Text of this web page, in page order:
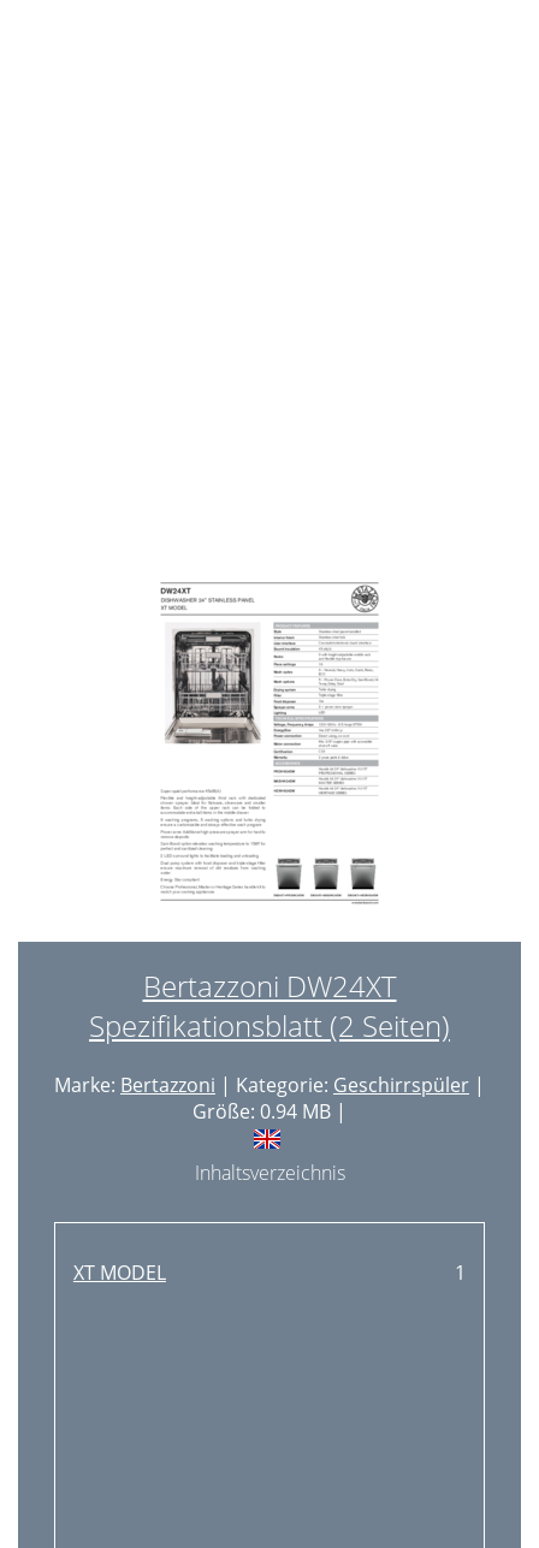
Bertazzoni DW24XT
Spezifikationsblatt (2 Seiten)
Marke: Bertazzoni | Kategorie: Geschirrspüler |
Größe: 0.94 MB |
Inhaltsverzeichnis
XT MODEL 1